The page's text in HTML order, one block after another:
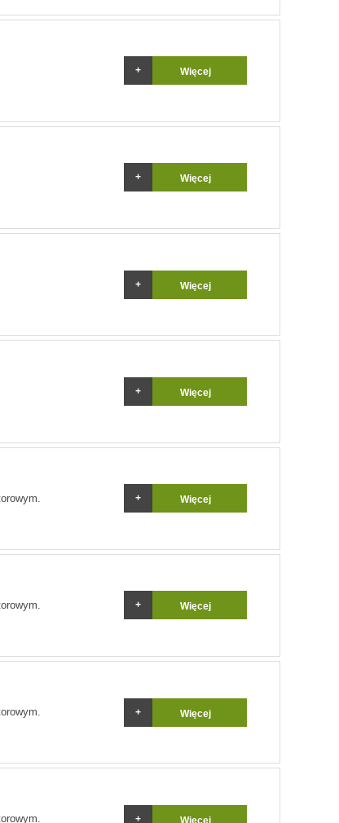
Więcej
Więcej
Więcej
Więcej
Więcej
Więcej
Więcej
Więcej